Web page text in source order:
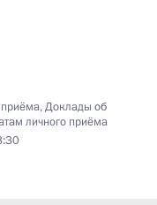
приёма,Доклады об
личного приёма